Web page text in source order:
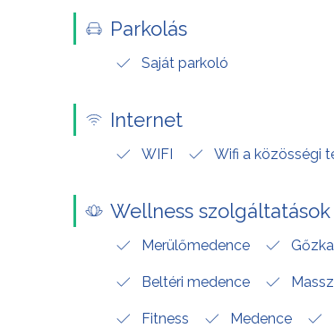
Parkolás
Saját parkoló
Internet
WIFI Wifi a közösségi
Wellness szolgáltatások
Merülőmedence
Beltéri medence
Fitness Medence